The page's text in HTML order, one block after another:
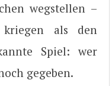
wegstellen –
als den
Spiel: wer
gegeben.